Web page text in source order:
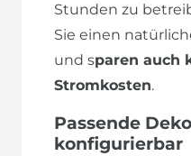
Stunden zu
Sie einen
und sparen auch
Stromkosten.
Passende
konfigurierbar